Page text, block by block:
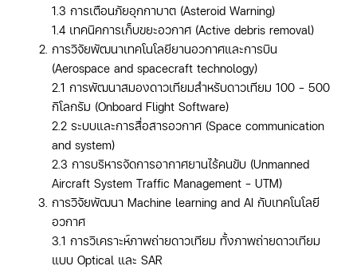
1.3 การเตือนภัยอุกกาบาต (Asteroid Warning)
1.4 เทคนิคการเก็บขยะอวกาศ (Active debris removal)
การวิจัยพัฒนาเทคโนโลยียานอวกาศและการบิน
(Aerospace and spacecraft technology)
2.1 การพัฒนาสมองดาวเทียมสำหรับดาวเทียม 100 – 500
กิโลกรัม (Onboard Flight Software)
2.2 ระบบและการสื่อสารอวกาศ (Space communication
and system)
2.3 การบริหารจัดการอากาศยานไร้คนขับ (Unmanned
Aircraft System Traffic Management – UTM)
การวิจัยพัฒนา Machine learning and AI กับเทคโนโลยี
อวกาศ
3.1 การวิเคราะห์ภาพถ่ายดาวเทียม ทั้งภาพถ่ายดาวเทียม
แบบ Optical และ SAR